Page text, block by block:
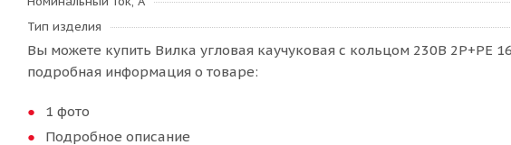
Тип изделия
Вы можете купить Вилка угловая каучуковая с кольцом 230В 2P+PE
подробная информация о товаре:
1 фото
Подробное описание